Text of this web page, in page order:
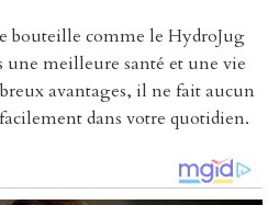
bouteille comme le HydroJug
une meilleure santé et une vie
avantages, il ne fait aucun
dans votre quotidien.